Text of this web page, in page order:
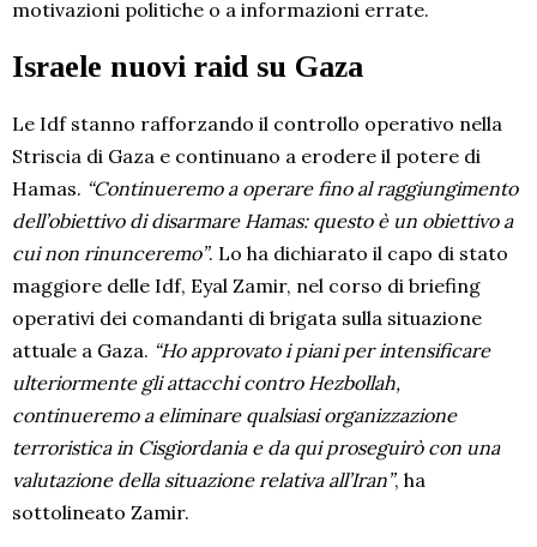
motivazioni politiche o a informazioni errate.
Israele nuovi raid su Gaza
Le Idf stanno rafforzando il controllo operativo nella
Striscia di Gaza e continuano a erodere il potere di
Hamas. “Continueremo a operare fino al raggiungimento
dell’obiettivo di disarmare Hamas: questo è un obiettivo a
cui non rinunceremo”. Lo ha dichiarato il capo di stato
maggiore delle Idf, Eyal Zamir, nel corso di briefing
operativi dei comandanti di brigata sulla situazione
attuale a Gaza. “Ho approvato i piani per intensificare
ulteriormente gli attacchi contro Hezbollah,
continueremo a eliminare qualsiasi organizzazione
terroristica in Cisgiordania e da qui proseguirò con una
valutazione della situazione relativa all’Iran”, ha
sottolineato Zamir.